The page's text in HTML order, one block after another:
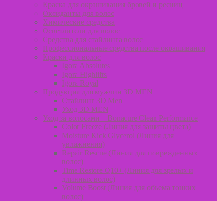
Краска для окрашивания бровей и ресниц
Оксиданты для волос
Химические средства
Осветлители для волос
Средства для стайлинга волос
Профессиональные средства после окрашивания
Краски для волос
Igora Absolutes
Igora Highlifts
Igora Royal
Продукция для мужчин 3D MEN
Стайлинг 3D Men
Уход 3D MEN
Уход за волосами – Bonacure Clean Performance
Color Freeze (Линия для защиты цвета)
Moisture Kick Glycerol (Линия для
увлажнения)
Repair Rescue (Линия для поврежденных
волос)
Time Restore Q10+ (Линия для зрелых и
длинных волос)
Volume Boost (Линия для объема тонких
волос)